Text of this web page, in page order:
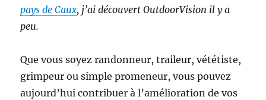
pays de Caux, j’ai découvert OutdoorVision il y a
peu.
Que vous soyez randonneur, traileur, vététiste,
grimpeur ou simple promeneur, vous pouvez
aujourd’hui contribuer à l’amélioration de vos